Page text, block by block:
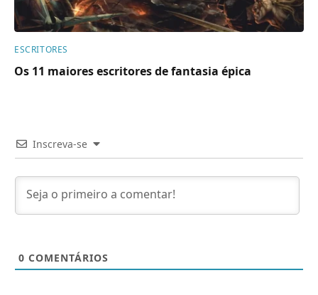
ESCRITORES
Os 11 maiores escritores de fantasia épica
Inscreva-se
0 COMENTÁRIOS